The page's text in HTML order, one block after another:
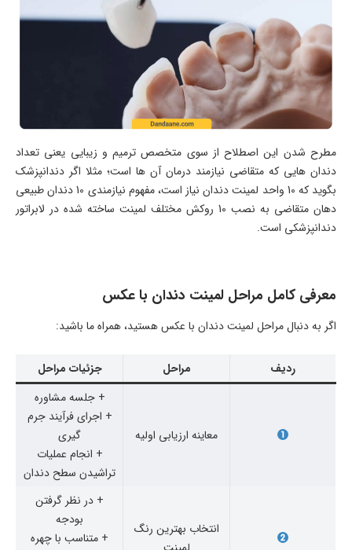
مطرح شدن این اصطلاح از سوی متخصص ترمیم و زیبایی یعنی تعداد
دندان هایی که متقاضی نیازمند درمان آن ها است؛ مثلا اگر دندانپزشک
بگوید که 10 واحد لمینت دندان نیاز است، مفهوم نیازمندی 10 دندان طبیعی
دهان متقاضی به نصب 10 روکش مختلف لمینت ساخته شده در لابراتور
دندانپزشکی است.
معرفی کامل مراحل لمینت دندان با عکس
اگر به دنبال مراحل لمینت دندان با عکس هستید، همراه ما باشید:
ردیف مراحل جزئیات مراحل
معاینه ارزیابی اولیه
+ جلسه مشاوره
+ اجرای فرآیند جرم
گیری
+ انجام عملیات
تراشیدن سطح دندان
انتخاب بهترین رنگ
+ در نظر گرفتن
بودجه
+ متناسب با چهره